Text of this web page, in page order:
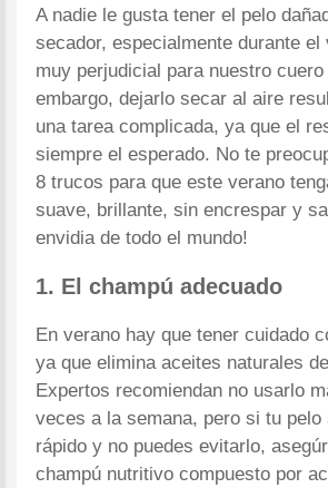
A nadie le gusta tener el pelo
secador, especialmente durante el
muy perjudicial para nuestro
embargo, dejarlo secar al aire
una tarea complicada, ya que el
siempre el esperado. No te
8 trucos para que este verano
suave, brillante, sin encrespar y
envidia de todo el mundo!
1. El champú adecuado
En verano hay que tener cuidado
ya que elimina aceites naturales
Expertos recomiendan no usarlo
veces a la semana, pero si tu
rápido y no puedes evitarlo,
champú nutritivo compuesto por